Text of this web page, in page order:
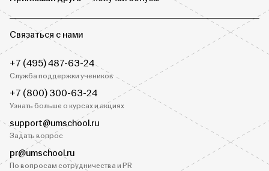
Связаться с нами
+7 (495) 487-63-24
Служба поддержки учеников
+7 (800) 300-63-24
Узнать больше о курсах и акциях
support@umschool.ru
Задать вопрос
pr@umschool.ru
По вопросам сотрудничества и PR